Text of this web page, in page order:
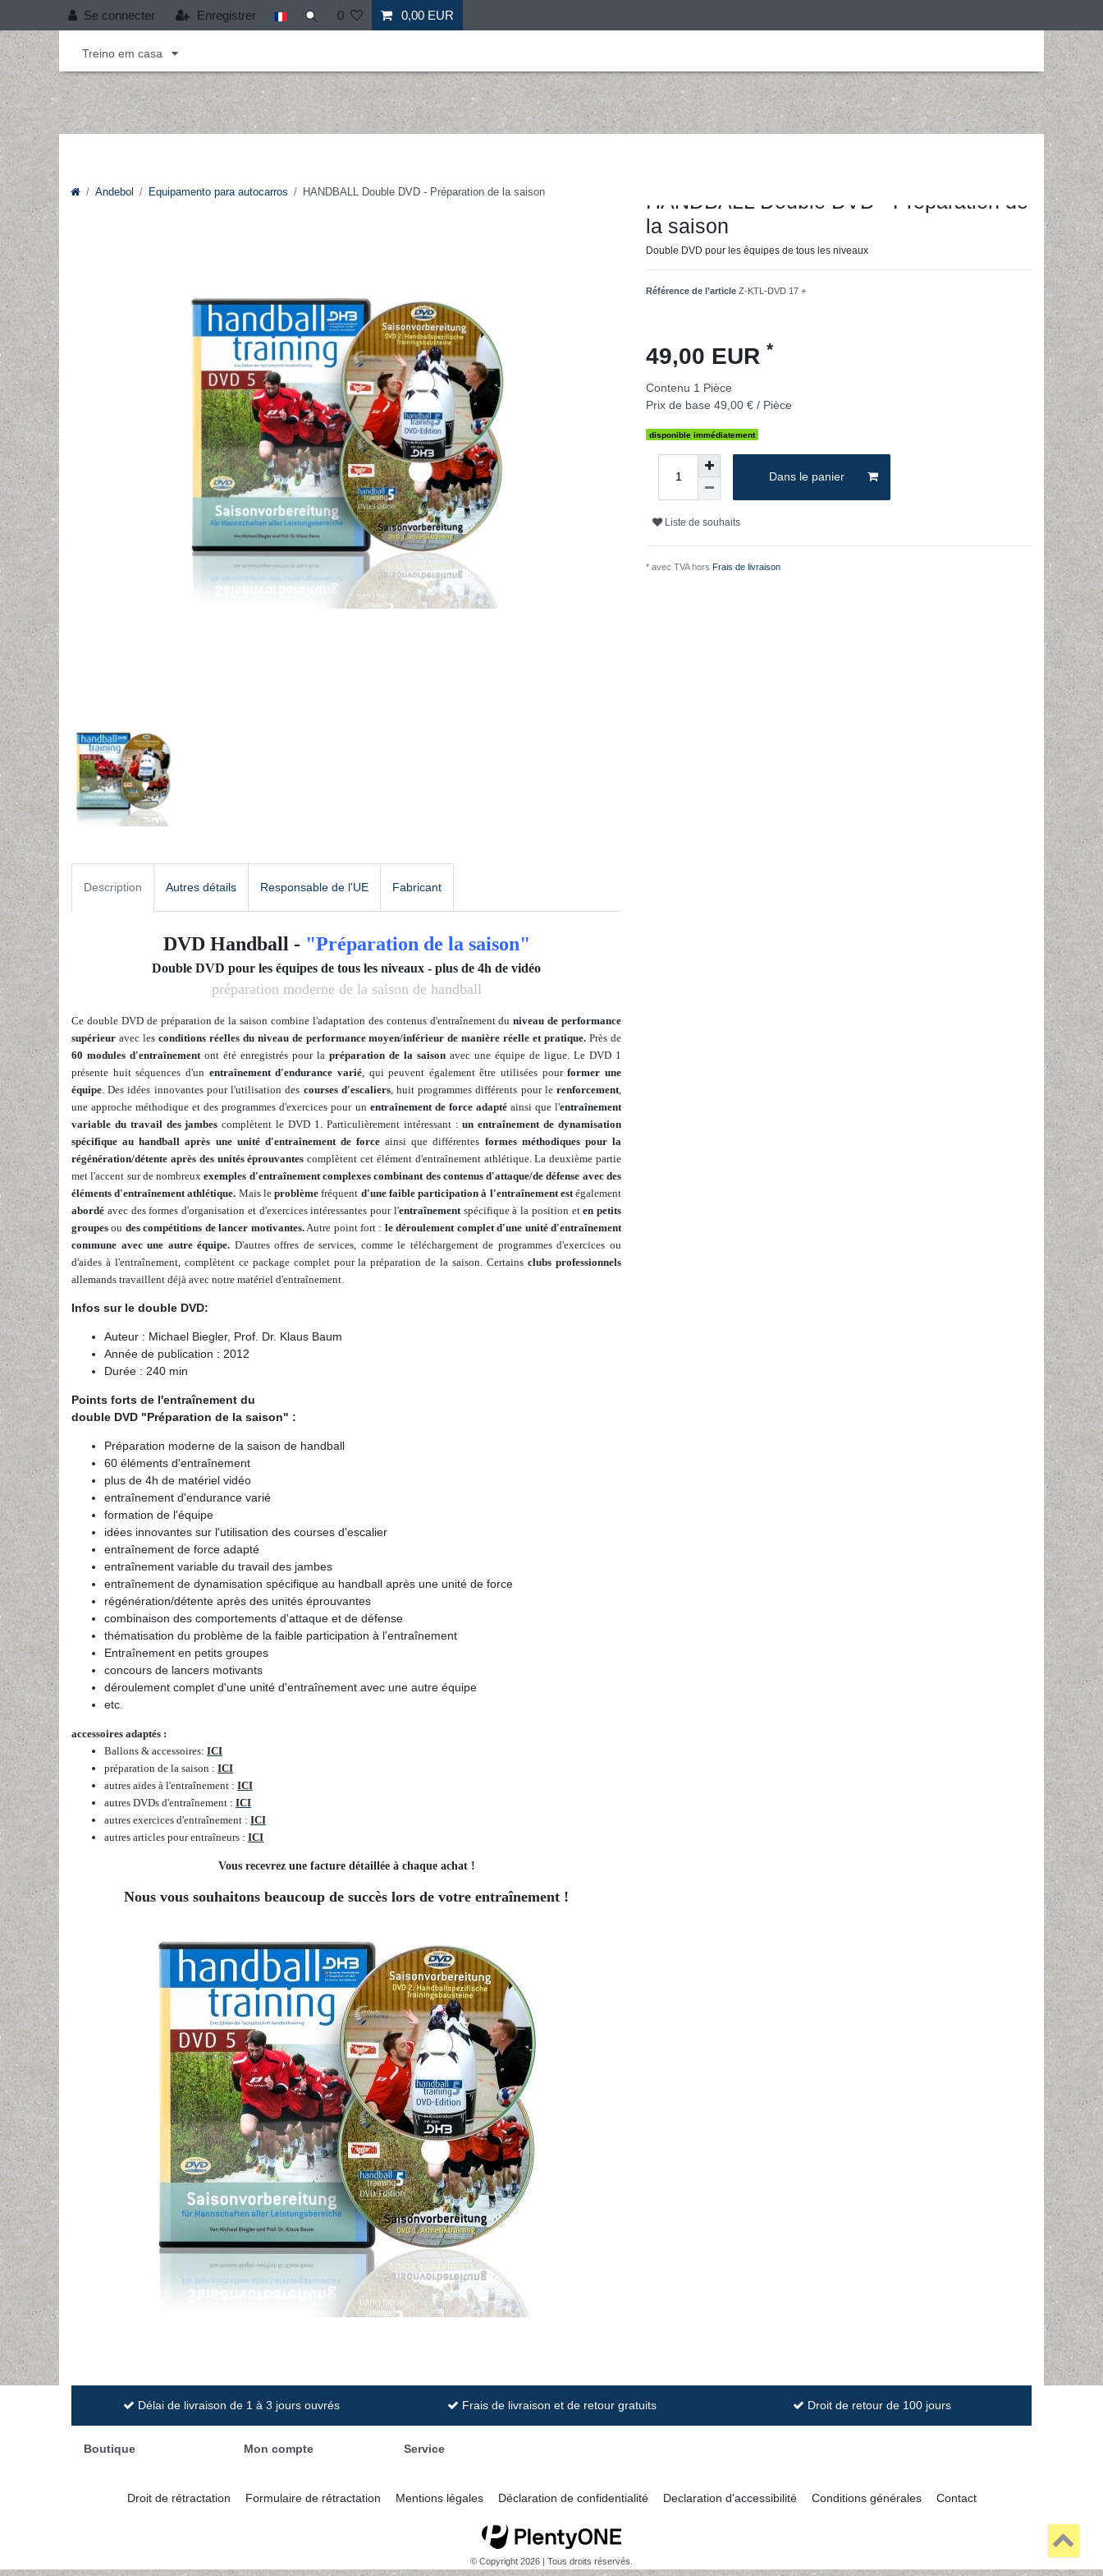
Se connecter Enregistrer 0 0,00 EUR
Andebol Cobertura T-PRO Desporto infantil Fitness
Treino em casa
Andebol Equipamento para autocarros HANDBALL Double DVD - Préparation de la saison
HANDBALL Double DVD - Préparation de
la saison
Double DVD pour les équipes de tous les niveaux
Référence de l’article Z-KTL-DVD 17 +
49,00 EUR *
Contenu 1 Pièce
Prix de base 49,00 € / Pièce
disponible immédiatement
Dans le panier
Liste de souhaits
* avec TVA hors Frais de livraison
Description Autres détails Responsable de l'UE Fabricant
DVD Handball - "Préparation de la saison"
Double DVD pour les équipes de tous les niveaux - plus de 4h de vidéo
préparation moderne de la saison de handball
Ce double DVD de préparation de la saison combine l'adaptation des contenus d'entraînement duniveau de performance
supérieur avec les conditions réelles du niveau de performance moyen/inférieur de manière réelle et pratique. Près de
60 modules d'entraînementont été enregistrés pour la préparation de la saison avec une équipe de ligue. Le DVD 1
présente huit séquences d'un entraînement d'endurance varié, qui peuvent également être utilisées pourformer une
équipe. Des idées innovantes pour l'utilisation des courses d'escaliers, huit programmes différents pour lerenforcement,
une approche méthodique et des programmes d'exercices pour un entraînement de force adaptéainsi que l'entraînement
variable du travail des jambes complètent le DVD 1. Particulièrement intéressant :un entraînement de dynamisation
spécifique au handball après une unité d'entraînement de force ainsi que différentes formes méthodiques pour la
régénération/détente après des unités éprouvantes complètent cet élément d'entraînement athlétique. La deuxième partie
met l'accent sur de nombreuxexemples d'entraînement complexes combinant des contenus d'attaque/de défense avec des
éléments d'entraînement athlétique. Mais leproblème fréquent d'une faible participation à l'entraînement estégalement
abordé avec des formes d'organisation et d'exercices intéressantes pour l'entraînementspécifique à la position eten petits
groupes ou des compétitions de lancer motivantes.Autre point fort : le déroulement complet d'une unité d'entraînement
commune avec une autre équipe. D'autres offres de services, comme le téléchargement de programmes d'exercices ou
d'aides à l'entraînement, complètent ce package complet pour la préparation de la saison. Certainsclubs professionnels
allemands travaillent déjà avec notre matériel d'entraînement.
Infos sur le double DVD:
Auteur : Michael Biegler, Prof. Dr. Klaus Baum
Année de publication : 2012
Durée : 240 min
Points forts de l'entraînement du
double DVD "Préparation de la saison" :
Préparation moderne de la saison de handball
60 éléments d'entraînement
plus de 4h de matériel vidéo
entraînement d'endurance varié
formation de l'équipe
idées innovantes sur l'utilisation des courses d'escalier
entraînement de force adapté
entraînement variable du travail des jambes
entraînement de dynamisation spécifique au handball après une unité de force
régénération/détente après des unités éprouvantes
combinaison des comportements d'attaque et de défense
thématisation du problème de la faible participation à l'entraînement
Entraînement en petits groupes
concours de lancers motivants
déroulement complet d'une unité d'entraînement avec une autre équipe
etc.
accessoires adaptés :
Ballons & accessoires: ICI
préparation de la saison : ICI
autres aides à l'entraînement : ICI
autres DVDs d'entraînement : ICI
autres exercices d'entraînement : ICI
autres articles pour entraîneurs : ICI
Vous recevrez une facture détaillée à chaque achat !
Nous vous souhaitons beaucoup de succès lors de votre entraînement !
Délai de livraison de 1 à 3 jours ouvrés Frais de livraison et de retour gratuits Droit de retour de 100 jours
Boutique Mon compte Service
Droit de rétractation Formulaire de rétractation Mentions légales Déclaration de confidentialité Declaration d'accessibilité Conditions générales Contact
© Copyright 2026 | Tous droits réservés.